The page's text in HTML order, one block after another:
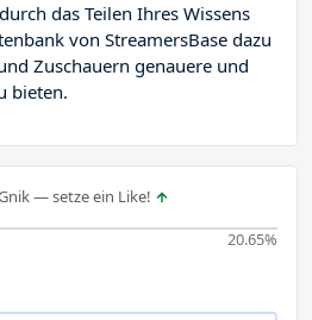
das Teilen Ihres Wissens
von StreamersBase dazu
Zuschauern genauere und
bieten.
— setze ein Like!
20.65%